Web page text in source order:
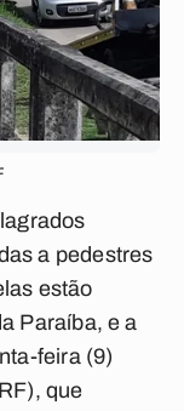
a pedestres
estão
Paraíba, e a
feira (9)
que